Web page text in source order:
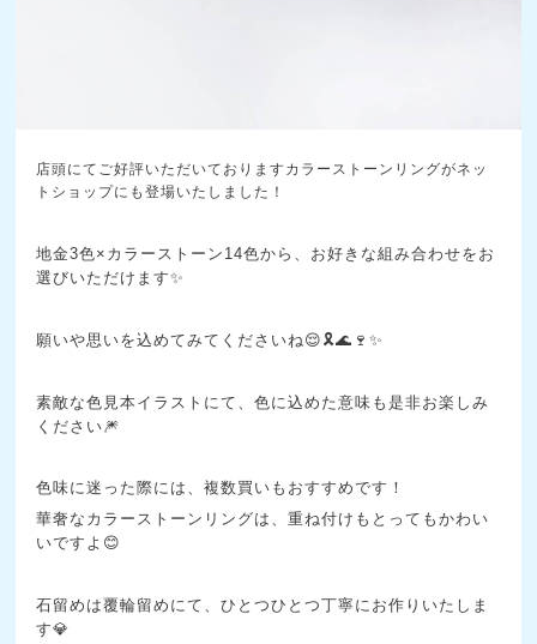
店頭にてご好評いただいておりますカラーストーンリングがネッ
トショップにも登場いたしました！
地金3色×カラーストーン14色から、お好きな組み合わせをお
選びいただけます✨
願いや思いを込めてみてくださいね😌🎗🌊🍷✨
素敵な色見本イラストにて、色に込めた意味も是非お楽しみ
ください🎆
色味に迷った際には、複数買いもおすすめです！
華奢なカラーストーンリングは、重ね付けもとってもかわい
いですよ😊
石留めは覆輪留めにて、ひとつひとつ丁寧にお作りいたしま
す💎